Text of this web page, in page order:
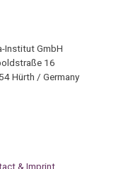
Institut GmbH
16
Hürth / Germany
& Imprint